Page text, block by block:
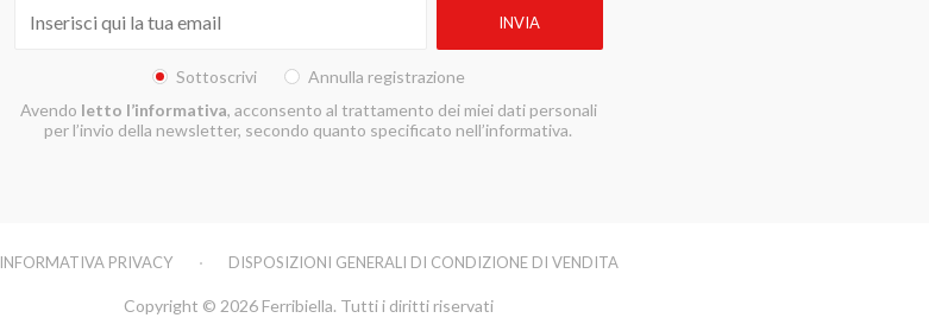
Sottoscrivi
Annulla registrazione
Avendo letto l’informativa, acconsento al trattamento dei miei dati personali
per l’invio della newsletter, secondo quanto specificato nell’informativa.
INFORMATIVA PRIVACY DISPOSIZIONI GENERALI DI CONDIZIONE DI VENDITA
Copyright © 2026 Ferribiella. Tutti i diritti riservati